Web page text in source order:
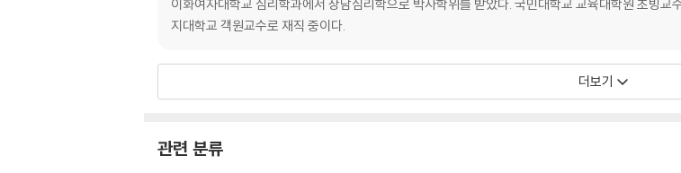
이화여자대학교 심리학과에서 상담심리학으로 박사학위를 받았다. 국민대학교 교육대학원 초빙
지대학교 객원교수로 재직 중이다.
더보기
관련 분류